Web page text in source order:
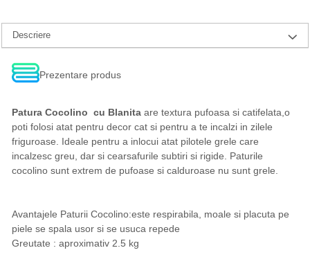
Descriere
Prezentare produs
Patura Cocolino cu Blanita are textura pufoasa si catifelata,o
poti folosi atat pentru decor cat si pentru a te incalzi in zilele
friguroase. Ideale pentru a inlocui atat pilotele grele care
incalzesc greu, dar si cearsafurile subtiri si rigide. Paturile
cocolino sunt extrem de pufoase si calduroase nu sunt grele.
Avantajele Paturii Cocolino:este respirabila, moale si placuta pe
piele se spala usor si se usuca repede
Greutate : aproximativ 2.5 kg